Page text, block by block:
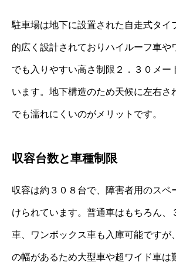
駐車場は地下に設置された自走式タイ
的広く設計されておりハイルーフ車や
でも入りやすい高さ制限２．３０メー
います。地下構造のため天候に左右さ
でも濡れにくいのがメリットです。
収容台数と車種制限
収容は約３０８台で、障害者用のスペ
けられています。普通車はもちろん、
車、ワンボックス車も入庫可能ですが
の幅があるため大型車や超ワイド車は